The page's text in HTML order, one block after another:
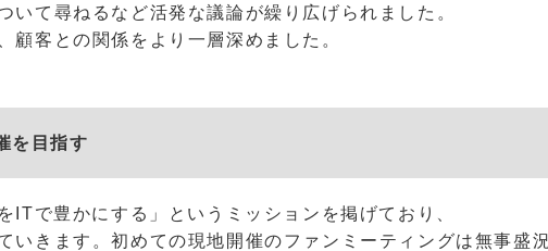
て尋ねるなど活発な議論が繰り広げられました。
顧客との関係をより一層深めました。
を目指す
ITで豊かにする」というミッションを掲げており、
いきます。初めての現地開催のファンミーティングは無事盛